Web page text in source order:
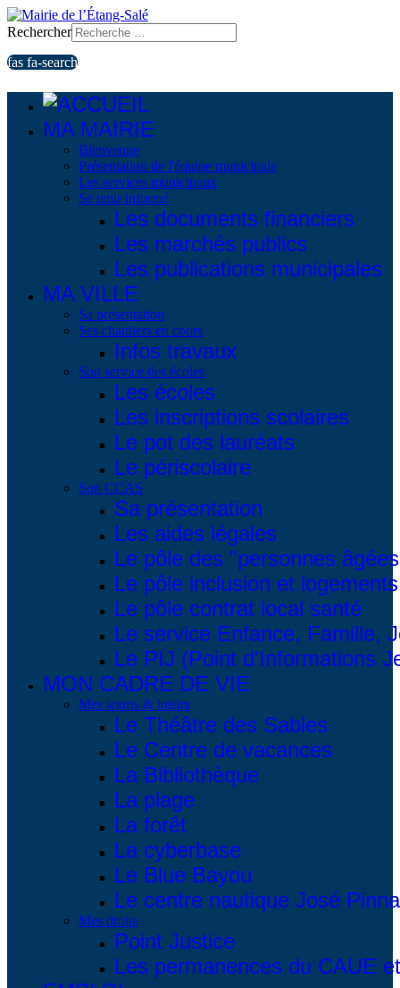
Rechercher
fas fa-search
MA MAIRIE
Bienvenue
Présentation de l'équipe municipale
Les services municipaux
Se tenir informé
Les documents financiers
Les marchés publics
Les publications municipales
MA VILLE
Sa présentation
Ses chantiers en cours
Infos travaux
Son service des écoles
Les écoles
Les inscriptions scolaires
Le pot des lauréats
Le périscolaire
Son CCAS
Sa présentation
Les aides légales
Le pôle des "personnes
Le pôle inclusion et
Le pôle contrat local santé
Le service Enfance, Famille,
Le PIJ (Point d'Informations
MON CADRE DE VIE
Mes sports & loisirs
Le Théâtre des Sables
Le Centre de vacances
La Bibliothèque
La plage
La forêt
La cyberbase
Le Blue Bayou
Le centre nautique José Pinna
Mes droits
Point Justice
Les permanences du CAUE